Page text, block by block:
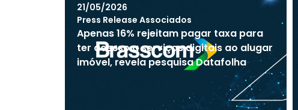
21/05/2026
Press Release Associados
Apenas 16% rejeitam pagar taxa para
ter acesso a serviços digitais ao alugar
imóvel, revela pesquisa Datafolha